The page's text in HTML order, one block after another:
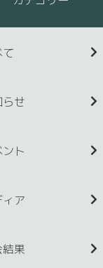
せ
ト
ア
果